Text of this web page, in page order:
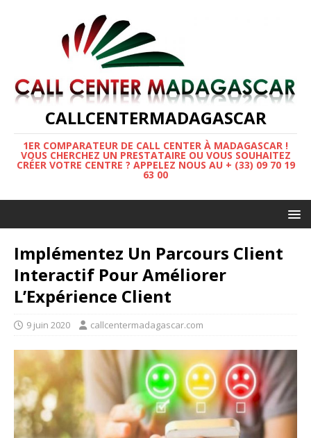
CALLCENTERMADAGASCAR
1ER COMPARATEUR DE CALL CENTER À MADAGASCAR !
VOUS CHERCHEZ UN PRESTATAIRE OU VOUS SOUHAITEZ
CRÉER VOTRE CENTRE ? APPELEZ NOUS AU + (33) 09 70 19
63 00
Implémentez Un Parcours Client
Interactif Pour Améliorer
L’Expérience Client
9 juin 2020 callcentermadagascar.com